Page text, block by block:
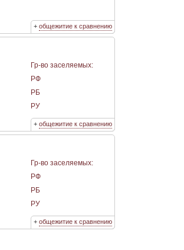
+ общежитие к сравнению
Гр-во заселяемых:
РФ
РБ
РУ
+ общежитие к сравнению
Гр-во заселяемых:
РФ
РБ
РУ
+ общежитие к сравнению